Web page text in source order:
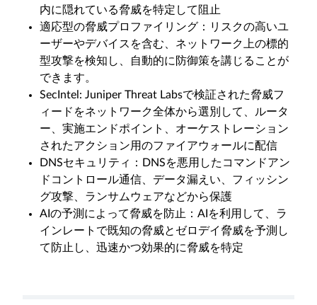
内に隠れている脅威を特定して阻止
適応型の脅威プロファイリング：リスクの高いユ
ーザーやデバイスを含む、ネットワーク上の標的
型攻撃を検知し、自動的に防御策を講じることが
できます。
SecIntel: Juniper Threat Labsで検証された脅威フ
ィードをネットワーク全体から選別して、ルータ
ー、実施エンドポイント、オーケストレーション
されたアクション用のファイアウォールに配信
DNSセキュリティ：DNSを悪用したコマンドアン
ドコントロール通信、データ漏えい、フィッシン
グ攻撃、ランサムウェアなどから保護
AIの予測によって脅威を防止：AIを利用して、ラ
インレートで既知の脅威とゼロデイ脅威を予測し
て防止し、迅速かつ効果的に脅威を特定